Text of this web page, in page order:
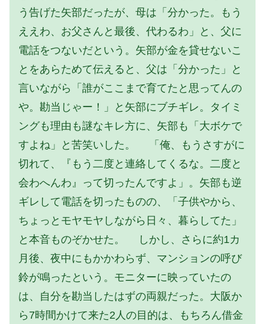
う告げた矢部だったが、母は「分かった。もう
ええわ、お父さんと最後、代わるわ」と、父に
電話をつないだという。矢部が金を貸せないこ
とをあらためて伝えると、父は「分かった」と
言いながら「誰がここまで育てたと思ってんの
や。勘当じゃー！」と矢部にブチギレ。タイミ
ングも理由も謎なキレ方に、矢部も「大ボケで
すよね」と苦笑いした。 「俺、もうさすがに
切れて、『もう二度と連絡してくるな。二度と
会わへんわ』って切ったんですよ」。矢部も逆
ギレして電話を切ったものの、「子供やから、
ちょっとモヤモヤしながら日々、暮らしてた」
と本音ものぞかせた。 しかし、さらに約1カ
月後、夜中にもかかわらず、マンションの呼び
鈴が鳴ったという。モニターに映っていたの
は、自分を勘当したはずの両親だった。大阪か
ら7時間かけて来た2人の目的は、もちろん借金